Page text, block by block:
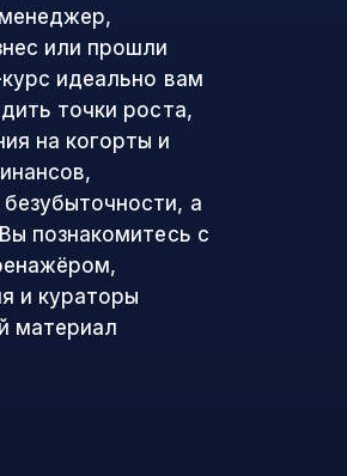
или прошли
идеально вам
точки роста,
на когорты и
а
познакомитесь с
и кураторы
материал